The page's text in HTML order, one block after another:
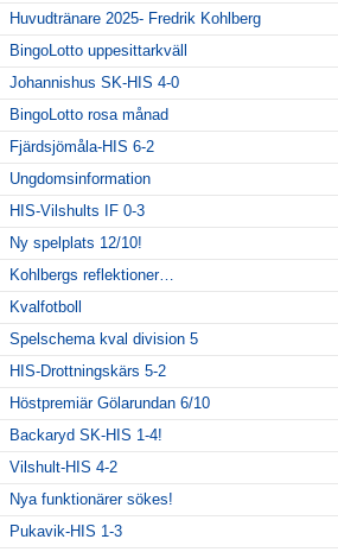
Huvudtränare 2025- Fredrik Kohlberg
BingoLotto uppesittarkväll
Johannishus SK-HIS 4-0
BingoLotto rosa månad
Fjärdsjömåla-HIS 6-2
Ungdomsinformation
HIS-Vilshults IF 0-3
Ny spelplats 12/10!
Kohlbergs reflektioner…
Kvalfotboll
Spelschema kval division 5
HIS-Drottningskärs 5-2
Höstpremiär Gölarundan 6/10
Backaryd SK-HIS 1-4!
Vilshult-HIS 4-2
Nya funktionärer sökes!
Pukavik-HIS 1-3